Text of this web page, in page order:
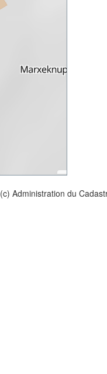
(c) Administration du